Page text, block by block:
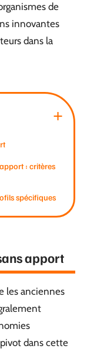
de
innovantes
dans la
: critères
spécifiques
apport
les anciennes
dans cette